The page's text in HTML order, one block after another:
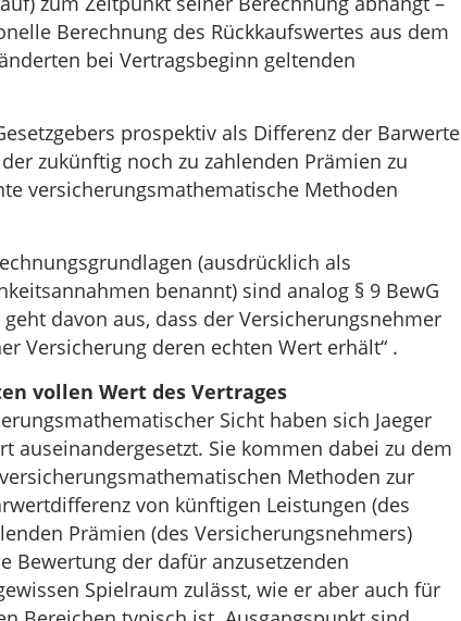
Berechnung des Rückkaufswertes aus dem
bei Vertragsbeginn geltenden
prospektiv als Differenz der Barwerte
zukünftig noch zu zahlenden Prämien zu
versicherungsmathematische Methoden
(ausdrücklich als
benannt) sind analog § 9 BewG
davon aus, dass der Versicherungsnehmer
Versicherung deren echten Wert erhält“ .
vollen Wert des Vertrages
Sicht haben sich Jaeger
auseinandergesetzt. Sie kommen dabei zu dem
Methoden zur
von künftigen Leistungen (des
Prämien (des Versicherungsnehmers)
Bewertung der dafür anzusetzenden
Spielraum zulässt, wie er aber auch für